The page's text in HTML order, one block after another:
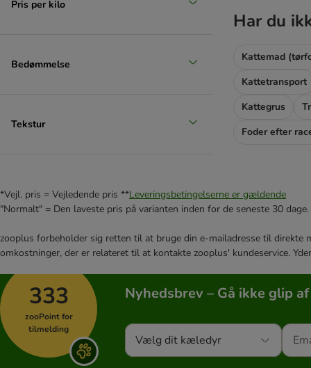
Lucky Lou
Natural Trainer
Porta 21
Pure Nature
PURINA PRO PLAN
★ Rosie's Farm
Royal Canin Vet Care Nutrition
Schesir
Schmusy
Pris per kilo
Bedømmelse
Tekstur
Har du
Kattemad
Kattetransport
Kattegrus
Foder efter
*Vejl. pris = Vejledende pris **Leveringsbetingelserne er gældende
"Normalt" = Den laveste pris på varianten inden for de seneste 30 dage.
zooplus forbeholder sig retten til at bruge din e-mailadresse til direkte
omkostninger, der er relateret til at kontakte zooplus' kundeservice.
333
zooPoint for
tilmelding
Nyhedsbrev – Gå ikke glip
Vælg dit kæledyr